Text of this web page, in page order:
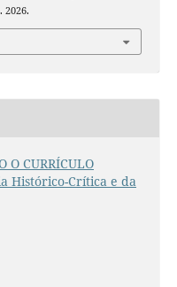
2026.
O CURRÍCULO
Histórico-Crítica e da